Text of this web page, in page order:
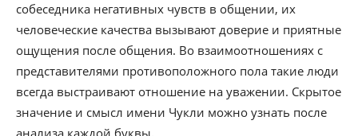
собеседника негативных чувств в общении, их
человеческие качества вызывают доверие и приятные
ощущения после общения. Во взаимоотношениях с
представителями противоположного пола такие люди
всегда выстраивают отношение на уважении. Скрытое
значение и смысл имени Чукли можно узнать после
анализа каждой буквы.